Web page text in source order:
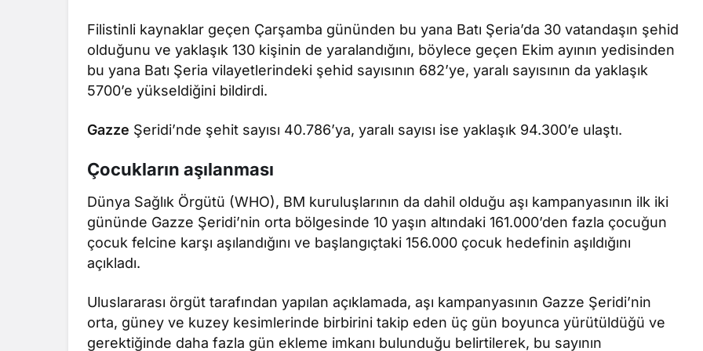
Filistinli kaynaklar geçen Çarşamba gününden bu yana Batı Şeria’da 30 vatandaşın şehid
olduğunu ve yaklaşık 130 kişinin de yaralandığını, böylece geçen Ekim ayının yedisinden
bu yana Batı Şeria vilayetlerindeki şehid sayısının 682’ye, yaralı sayısının da yaklaşık
5700’e yükseldiğini bildirdi.
Gazze Şeridi’nde şehit sayısı 40.786’ya, yaralı sayısı ise yaklaşık 94.300’e ulaştı.
Çocukların aşılanması
Dünya Sağlık Örgütü (WHO), BM kuruluşlarının da dahil olduğu aşı kampanyasının ilk iki
gününde Gazze Şeridi’nin orta bölgesinde 10 yaşın altındaki 161.000’den fazla çocuğun
çocuk felcine karşı aşılandığını ve başlangıçtaki 156.000 çocuk hedefinin aşıldığını
açıkladı.
Uluslararası örgüt tarafından yapılan açıklamada, aşı kampanyasının Gazze Şeridi’nin
orta, güney ve kuzey kesimlerinde birbirini takip eden üç gün boyunca yürütüldüğü ve
gerektiğinde daha fazla gün ekleme imkanı bulunduğu belirtilerek, bu sayının